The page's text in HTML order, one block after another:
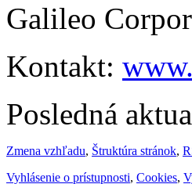
Galileo
Kontakt:
Posledná
Zmena vzhľadu, Štruktúra stránok,
Vyhlásenie o prístupnosti, Cookies,